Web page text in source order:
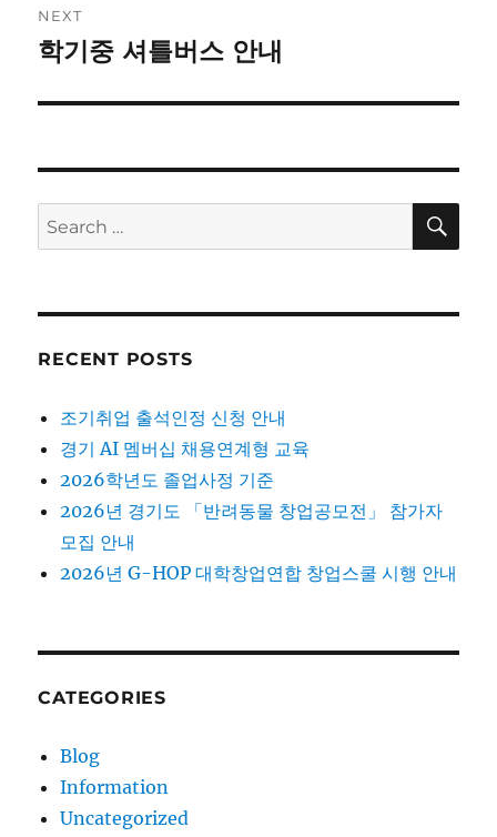
NEXT
Next
학기중 셔틀버스 안내
Search
for:
RECENT POSTS
조기취업 출석인정 신청 안내
경기 AI 멤버십 채용연계형 교육
2026학년도 졸업사정 기준
2026년 경기도 「반려동물 창업공모전」 참가자
모집 안내
2026년 G-HOP 대학창업연합 창업스쿨 시행 안내
CATEGORIES
Blog
Information
Uncategorized